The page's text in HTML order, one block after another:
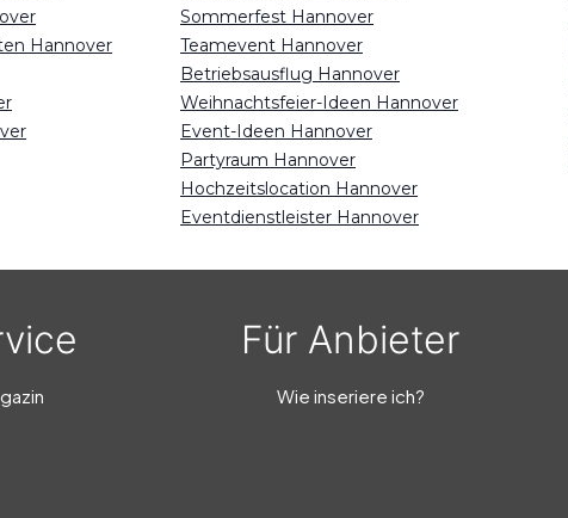
Hannover
Sommerfest Hannover
Teamevent Hannover
Betriebsausflug Hannover
Weihnachtsfeier-Ideen Hannover
Event-Ideen Hannover
Partyraum Hannover
Hochzeitslocation Hannover
Eventdienstleister Hannover
Für Anbieter
Wie inseriere ich?